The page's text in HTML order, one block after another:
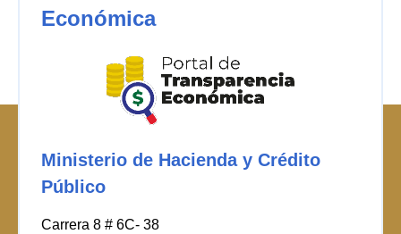
Económica
Ministerio de Hacienda y Crédito
Público
Carrera 8 # 6C- 38